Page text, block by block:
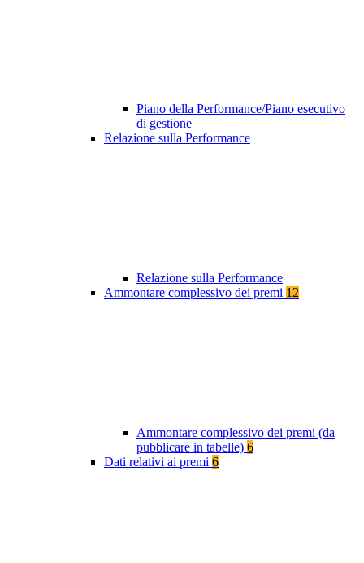
Piano della Performance/Piano esecutivo
di gestione
Relazione sulla Performance
Relazione sulla Performance
Ammontare complessivo dei premi 12
Ammontare complessivo dei premi (da
pubblicare in tabelle) 6
Dati relativi ai premi 6